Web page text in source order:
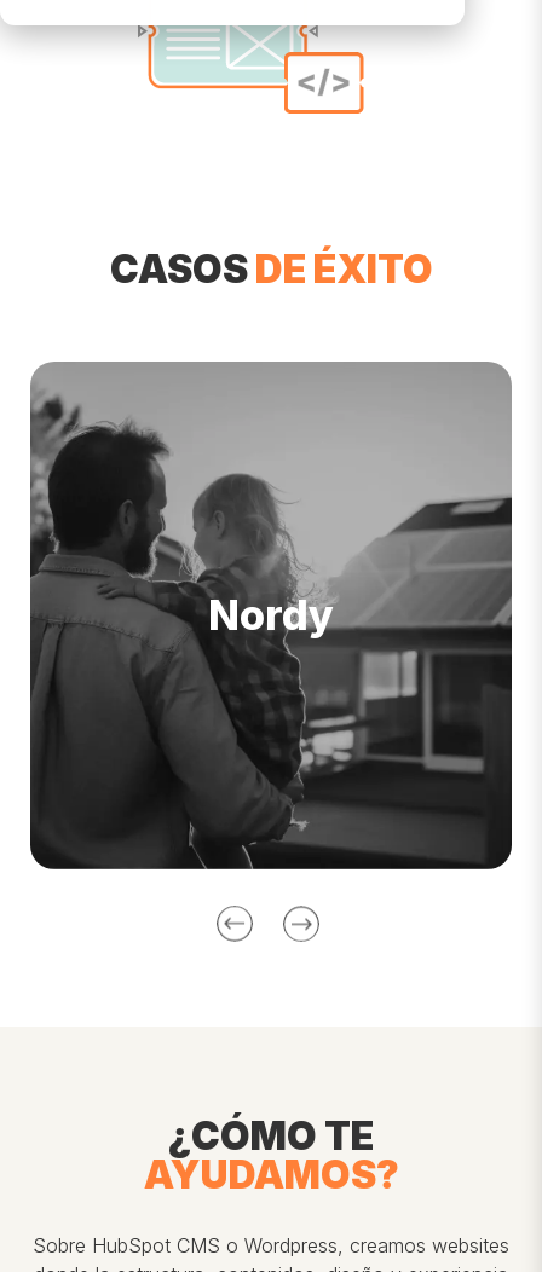
CASOSDE ÉXITO
Nordy
¿CÓMO TE
AYUDAMOS?
Sobre HubSpot CMS o Wordpress, creamos websites